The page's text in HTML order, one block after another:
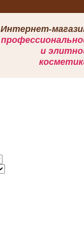
Интернет-
и